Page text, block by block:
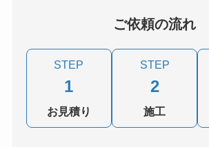
ご依頼の流れ
STEP
1
お見積り
STEP
2
施工